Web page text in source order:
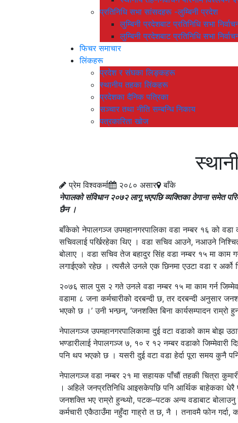
प्रतिनिधि सभा सांसदहरू -लुम्बिनी प्रदेश
लुम्बिनी प्रदेशबाट प्रतिनिधि सभा
लुम्बिनी प्रदेशबाट प्रतिनिधि सभा
फिचर समाचार
लिंकहरू
प्रदेश र संघका लिङ्कहरू
स्थानीय तहका लिंकहरू
प्रदेशका दैनिक पत्रिका
सञ्चार तथा नीति सम्बन्धि निकाय
पत्रकारिता खोज
प्रेम विश्वकर्मा २०८० असार
बाँके
नेपालको संविधान २०७२ लागू भएपछि व्यक्तिका ठेगाना समेत
छैन ।
बाँकेको नेपालगञ्ज उपमहानगरपालिका वडा नम्बर १६ को वडा
सचिवलाई पर्खिरहेका थिए । वडा सचिव आउने, नआउने
बोलाए । वडा सचिव तेज बहादुर सिंह वडा नम्बर १५ मा काम
लगाईएको रहेछ । त्यसैले उनले एक छिनमा एउटा वडा र अर्को
२०७६ साल पुस २ गते उनले वडा नम्बर १५ मा काम गर्न
वडामा ८ जना कर्मचारीको दरबन्दी छ, तर दरबन्दी अनुसार
भएको छ ।’ उनी भन्छन्, ‘जनशक्ति बिना कार्यसम्पादन
नेपालगञ्ज उपमहानगरपालिकामा दुई वटा वडाको काम बोझ
भण्डारीलाई नेपालगञ्ज ७, १० र १२ नम्बर वडाको जिम्मेवारी
पनि थप भएको छ । यसरी दुई वटा वडा हेर्दा पूरा समय कुनै
नेपालगञ्ज वडा नम्बर २१ मा सहायक पाँचौं तहकी चित्रा
। अहिले जनप्रतिनिधि आइसकेपछि पनि आर्थिक बाहेकका धेरै
जनशक्ति भए राम्रो हुन्थ्यो, पटक–पटक अन्य वडाबाट बोलाउनु
कर्मचारी एकैठाउँमा नहुँदा गाह्रो त छ, नै । तनावमै फोन